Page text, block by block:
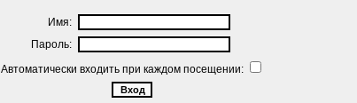
Имя:
Пароль:
Автоматически входить при каждом посещении: